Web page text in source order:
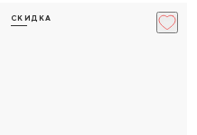
СКИДКА